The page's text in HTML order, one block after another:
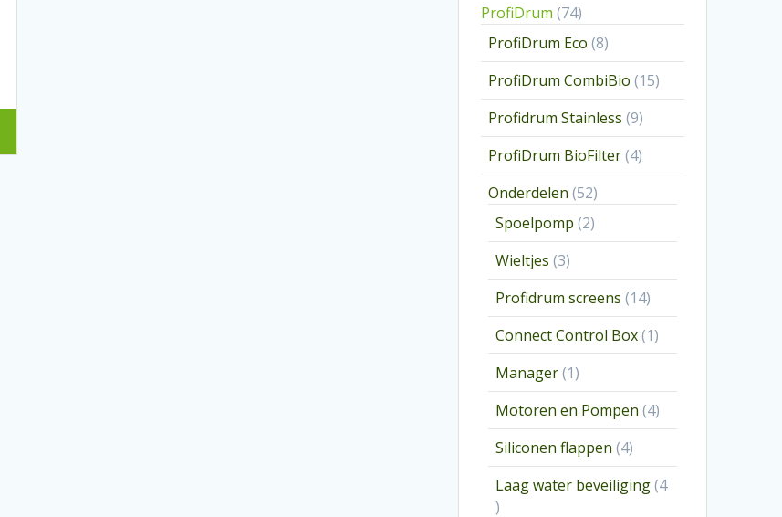
ProfiDrum 7474
producten
ProfiDrum Eco 88
producten
ProfiDrum CombiBio 1515
producten
Profidrum Stainless 99
producten
ProfiDrum BioFilter 44
producten
Onderdelen 5252
producten
Spoelpomp 22
producten
Wieltjes 33
producten
Profidrum screens 1414
producten
Connect Control Box 11
product
Manager 11
product
Motoren en Pompen 44
producten
Siliconen flappen 44
producten
Laag water beveiliging 4
4